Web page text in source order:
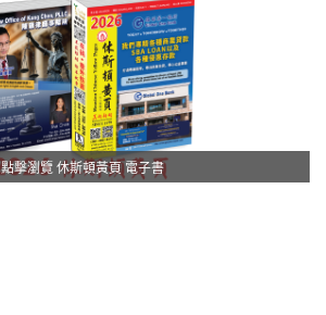
點擊瀏覽 休斯頓黃頁 電子書